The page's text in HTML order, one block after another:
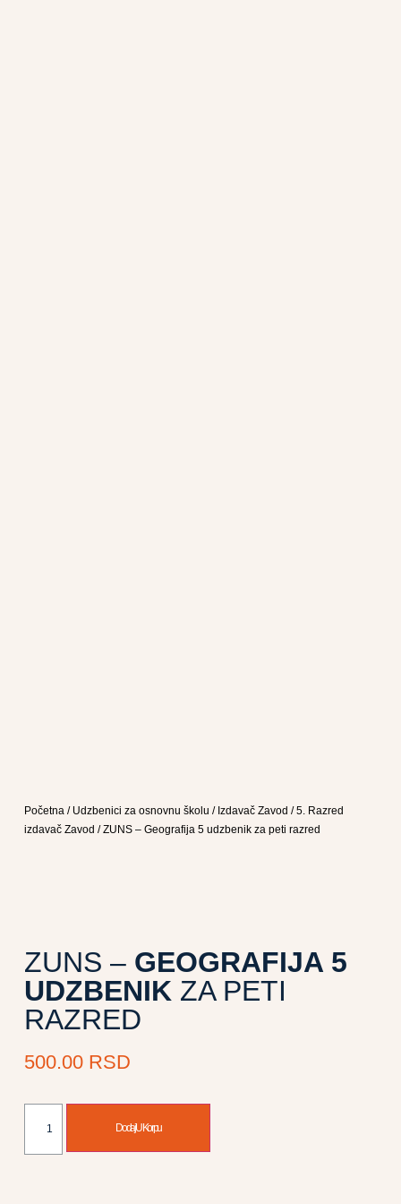
Početna/ Udzbenici za osnovnu školu / Izdavač Zavod /5. Razred
izdavač Zavod / ZUNS – Geografija 5 udzbenik za peti razred
ZUNS – GEOGRAFIJA 5
UDZBENIK ZA PETI
RAZRED
500.00 RSD
Dodaj U Korpu